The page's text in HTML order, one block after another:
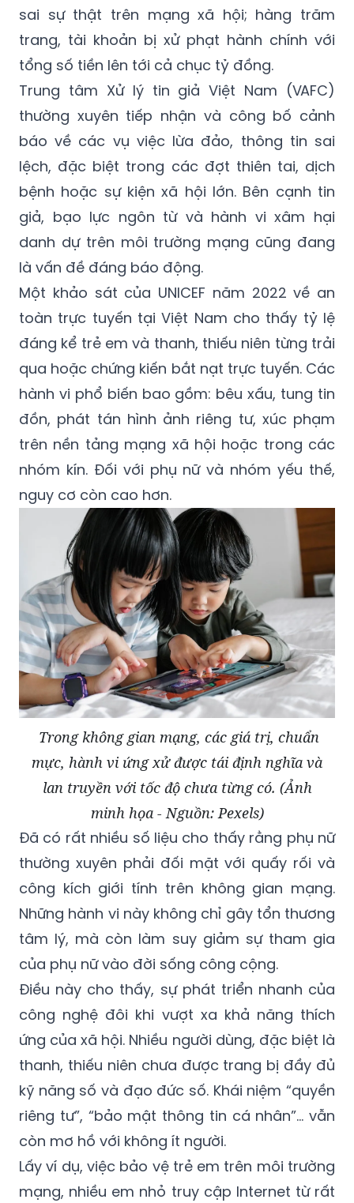
sai sự thật trên mạng xã hội; hàng trăm
trang, tài khoản bị xử phạt hành chính với
tổng số tiền lên tới cả chục tỷ đồng.
Trung tâm Xử lý tin giả Việt Nam (VAFC)
thường xuyên tiếp nhận và công bố cảnh
báo về các vụ việc lừa đảo, thông tin sai
lệch, đặc biệt trong các đợt thiên tai, dịch
bệnh hoặc sự kiện xã hội lớn. Bên cạnh tin
giả, bạo lực ngôn từ và hành vi xâm hại
danh dự trên môi trường mạng cũng đang
là vấn đề đáng báo động.
Một khảo sát của UNICEF năm 2022 về an
toàn trực tuyến tại Việt Nam cho thấy tỷ lệ
đáng kể trẻ em và thanh, thiếu niên từng trải
qua hoặc chứng kiến bắt nạt trực tuyến. Các
hành vi phổ biến bao gồm: bêu xấu, tung tin
đồn, phát tán hình ảnh riêng tư, xúc phạm
trên nền tảng mạng xã hội hoặc trong các
nhóm kín. Đối với phụ nữ và nhóm yếu thế,
nguy cơ còn cao hơn.
Trong không gian mạng, các giá trị, chuẩn
mực, hành vi ứng xử được tái định nghĩa và
lan truyền với tốc độ chưa từng có. (Ảnh
minh họa - Nguồn: Pexels)
Đã có rất nhiều số liệu cho thấy rằng phụ nữ
thường xuyên phải đối mặt với quấy rối và
công kích giới tính trên không gian mạng.
Những hành vi này không chỉ gây tổn thương
tâm lý, mà còn làm suy giảm sự tham gia
của phụ nữ vào đời sống công cộng.
Điều này cho thấy, sự phát triển nhanh của
công nghệ đôi khi vượt xa khả năng thích
ứng của xã hội. Nhiều người dùng, đặc biệt là
thanh, thiếu niên chưa được trang bị đầy đủ
kỹ năng số và đạo đức số. Khái niệm “quyền
riêng tư”, “bảo mật thông tin cá nhân”... vẫn
còn mơ hồ với không ít người.
Lấy ví dụ, việc bảo vệ trẻ em trên môi trường
mạng, nhiều em nhỏ truy cập Internet từ rất